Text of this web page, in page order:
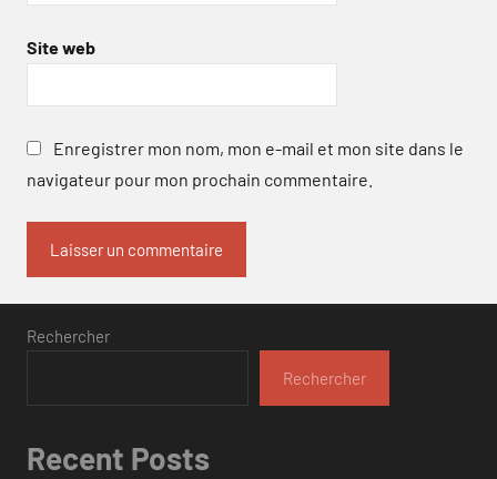
Site web
Enregistrer mon nom, mon e-mail et mon site dans le
navigateur pour mon prochain commentaire.
Rechercher
Rechercher
Recent Posts